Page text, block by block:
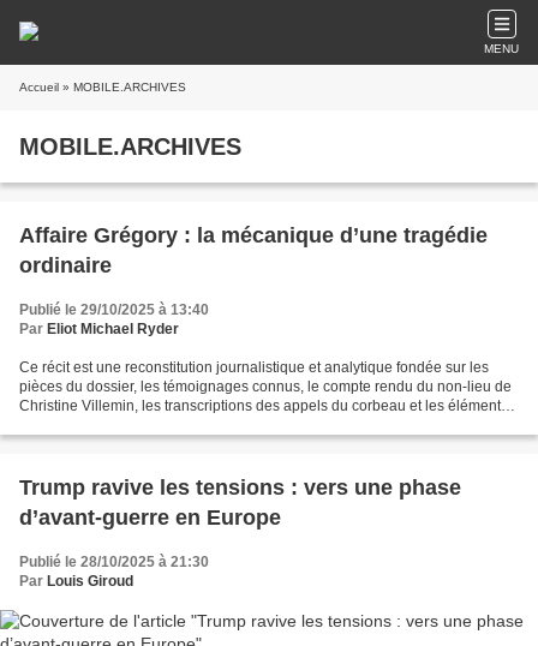
MENU
Accueil » MOBILE.ARCHIVES
MOBILE.ARCHIVES
Affaire Grégory : la mécanique d’une tragédie
ordinaire
Publié le 29/10/2025 à 13:40
Par Eliot Michael Ryder
Ce récit est une reconstitution journalistique et analytique fondée sur les
pièces du dossier, les témoignages connus, le compte rendu du non-lieu de
Christine Villemin, les transcriptions des appels du corbeau et les éléments
Trump ravive les tensions : vers une phase
d’avant-guerre en Europe
Publié le 28/10/2025 à 21:30
Par Louis Giroud